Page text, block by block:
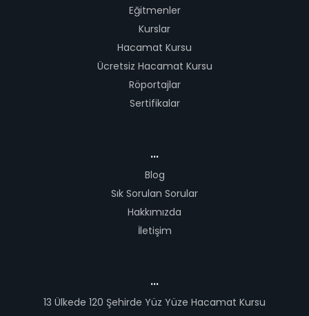
Eğitmenler
Kurslar
Hacamat Kursu
Ücretsiz Hacamat Kursu
Röportajlar
Sertifikalar
...
Blog
Sık Sorulan Sorular
Hakkımızda
İletişim
...
13 Ülkede 120 Şehirde Yüz Yüze Hacamat Kursu